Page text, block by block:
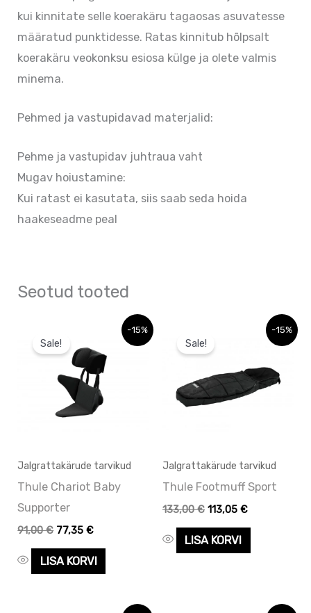
kui kinnitate selle koerakäru tagaosas asuvatesse
määratud punktidesse. Ratas kinnitub hõlpsalt
koerakäru veokonksu esiosa külge ja olete valmis
minema.
Pehmed ja vastupidavad materjalid:
Pehme ja vastupidav juhtraua vaht
Mugav hoiustamine:
Kui ratast ei kasutata, siis saab seda hoida
haakeseadme peal
Seotud tooted
-15%
Sale!
Jalgrattakärude tarvikud
Thule Chariot Baby
Supporter
91,00€
hind
on:
91,00 €.
77,35€
LISA KORVI
-15%
Sale!
Jalgrattakärude tarvikud
Thule Footmuff Sport
133,00€
hind
on:
113,05 €
LISA KORVI